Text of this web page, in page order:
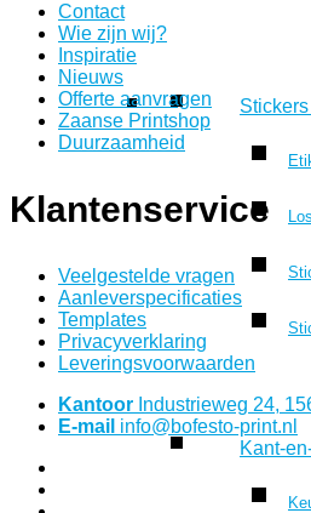
Kant-
Contact
Wie zijn wij?
Inspiratie
Nieuws
Offerte aanvragen
Zaanse Printshop
Duurzaamheid
Klantenservice
Veelgestelde vragen
Aanleverspecificaties
Templates
Privacyverklaring
Leveringsvoorwaarden
Kantoor Industrieweg 24,
E-mail info@bofesto-print.nl